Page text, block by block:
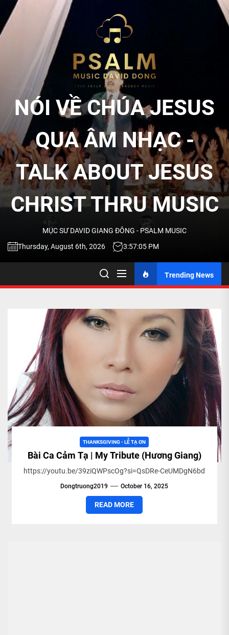
Skip
the
QUA
ÂM
NHẠC
TALK
THRU
NÓI VỀ CHÚA JESUS
QUA ÂM NHẠC -
TALK ABOUT JESUS
CHRIST THRU MUSIC
MỤC SƯ DAVID GIANG ĐÔNG - PSALM MUSIC
Thursday, August 6th, 2026
3:57:06 PM
Trending News
THANKSGIVING - LỄ TẠ ƠN
Bài Ca Cảm Tạ | My Tribute (Hương Giang)
https://youtu.be/39ziQWPscOg?si=QsDRe-CeUMDgN6bd
Dongtruong2019 October 16, 2025
READ MORE